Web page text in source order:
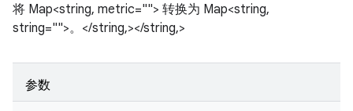
将 Map<string, metric=""> 转换为 Map<string,
string="">。</string,></string,>
参数